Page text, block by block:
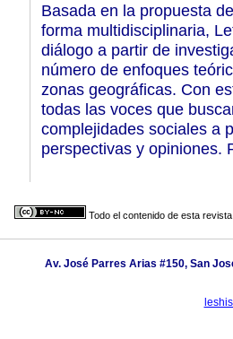
Basada en la propuesta
forma multidisciplinaria,
diálogo a partir de
número de enfoques
zonas geográficas. Con
todas las voces que
complejidades sociales a
perspectivas y opiniones.
Todo el contenido de esta
Av. José Parres Arias #150, San